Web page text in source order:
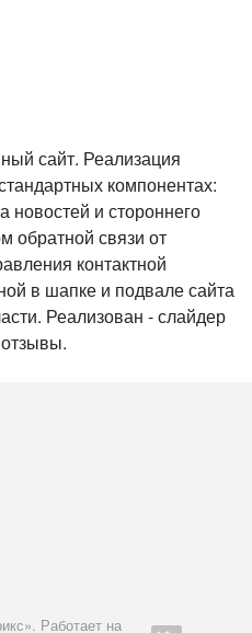
сайт. Реализация
компонентах:
новостей и стороннего
обратной связи от
контактной
в шапке и подвале сайта
Реализован - слайдер
Работает на